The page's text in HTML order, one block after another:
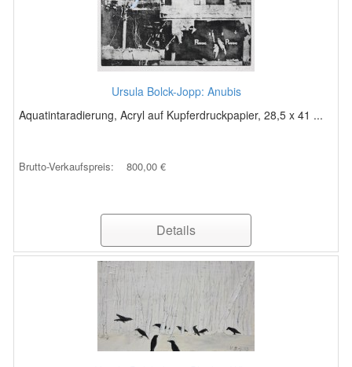
Ursula Bolck-Jopp: Anubis
Aquatintaradierung, Acryl auf Kupferdruckpapier, 28,5 x 41 ...
Brutto-Verkaufspreis: 800,00 €
Details